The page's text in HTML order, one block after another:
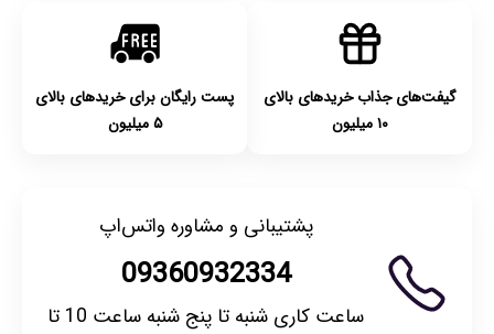
گیفت‌های جذاب خریدهای بالای
۱۰ میلیون
پست رایگان برای خریدهای بالای
۵ میلیون
پشتیبانی و مشاوره واتس‌اپ
09360932334
ساعت کاری شنبه تا پنج شنبه ساعت 10 تا